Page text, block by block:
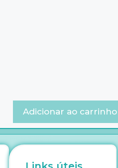
Adicionar ao carrinho